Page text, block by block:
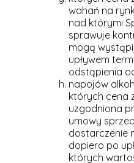
wahań na
nad którymi
sprawuje
mogą
upływem
odstąpienia
napojów
których cena
uzgodniona
umowy
dostarczenie
dopiero po
których